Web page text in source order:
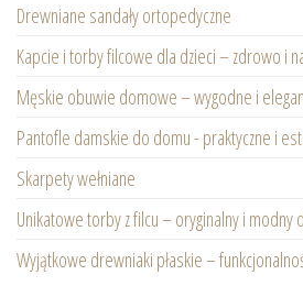
Drewniane sandały ortopedyczne
Kapcie i torby filcowe dla dzieci – zdrowo i
Męskie obuwie domowe – wygodne i
Pantofle damskie do domu - praktyczne i
Skarpety wełniane
Unikatowe torby z filcu – oryginalny i modny
Wyjątkowe drewniaki płaskie –